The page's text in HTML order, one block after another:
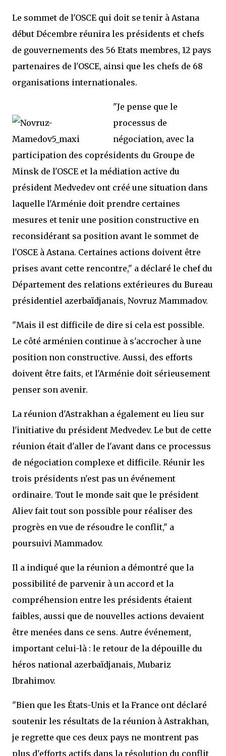
Le sommet de l'OSCE qui doit se tenir à Astana
début Décembre réunira les présidents et chefs
de gouvernements des 56 Etats membres, 12 pays
partenaires de l'OSCE, ainsi que les chefs de 68
organisations internationales.
"Je pense que le
processus de
négociation, avec la
participation des coprésidents du Groupe de
Minsk de l'OSCE et la médiation active du
président Medvedev ont créé une situation dans
laquelle l'Arménie doit prendre certaines
mesures et tenir une position constructive en
reconsidérant sa position avant le sommet de
l'OSCE à Astana. Certaines actions doivent être
prises avant cette rencontre," a déclaré le chef du
Département des relations extérieures du Bureau
présidentiel azerbaïdjanais, Novruz Mammadov.
"Mais il est difficile de dire si cela est possible.
Le côté arménien continue à s'accrocher à une
position non constructive. Aussi, des efforts
doivent être faits, et l'Arménie doit sérieusement
penser son avenir.
La réunion d'Astrakhan a également eu lieu sur
l'initiative du président Medvedev. Le but de cette
réunion était d'aller de l'avant dans ce processus
de négociation complexe et difficile. Réunir les
trois présidents n'est pas un événement
ordinaire. Tout le monde sait que le président
Aliev fait tout son possible pour réaliser des
progrès en vue de résoudre le conflit," a
poursuivi Mammadov.
Il a indiqué que la réunion a démontré que la
possibilité de parvenir à un accord et la
compréhension entre les présidents étaient
faibles, aussi que de nouvelles actions devaient
être menées dans ce sens. Autre événement,
important celui-là : le retour de la dépouille du
héros national azerbaïdjanais, Mubariz
Ibrahimov.
"Bien que les États-Unis et la France ont déclaré
soutenir les résultats de la réunion à Astrakhan,
je regrette que ces deux pays ne montrent pas
plus d'efforts actifs dans la résolution du conflit